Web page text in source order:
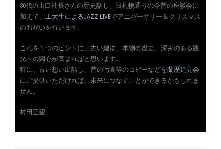
80代の山口社長さんの歴史話し、旧札幌通りの今昔の座談会に
加えて、 工大生によるJAZZ LIVEでアニバーサリー＆クリスマス
のお祝いを行います。
これを１つのヒントに、古い建物、本物の歴史、深みのある観
光への関心が高まればと思います。
特に、古い想い出話し、昔の写真等のコピーなどを蘭歴建見会
にご提供いただければ、未来につなぐことができるかもしれま
せん。
村田正望